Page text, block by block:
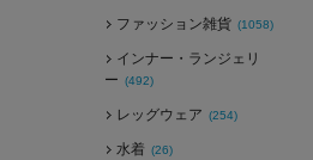
ファッション雑貨 (1058)
インナー・ランジェリ
ー (492)
レッグウェア (254)
水着 (26)